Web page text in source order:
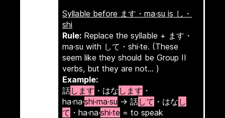
Syllable before ます・ma·su is し・
shi
Rule: Replace the syllable + ます・
ma·su with して・shi·te. (These
seem like they should be Group II
verbs, but they are not… )
Example:
話します ・はな します ・
ha·na·shi·ma·su → 話して ・はな し
て ・ha·na·shi·te = to speak